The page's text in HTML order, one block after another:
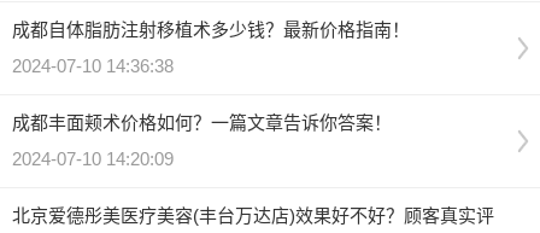
成都自体脂肪注射移植术多少钱？最新价格指南！
2024-07-10 14:36:38
成都丰面颊术价格如何？一篇文章告诉你答案！
2024-07-10 14:20:09
北京爱德彤美医疗美容(丰台万达店)效果好不好？顾客真实评